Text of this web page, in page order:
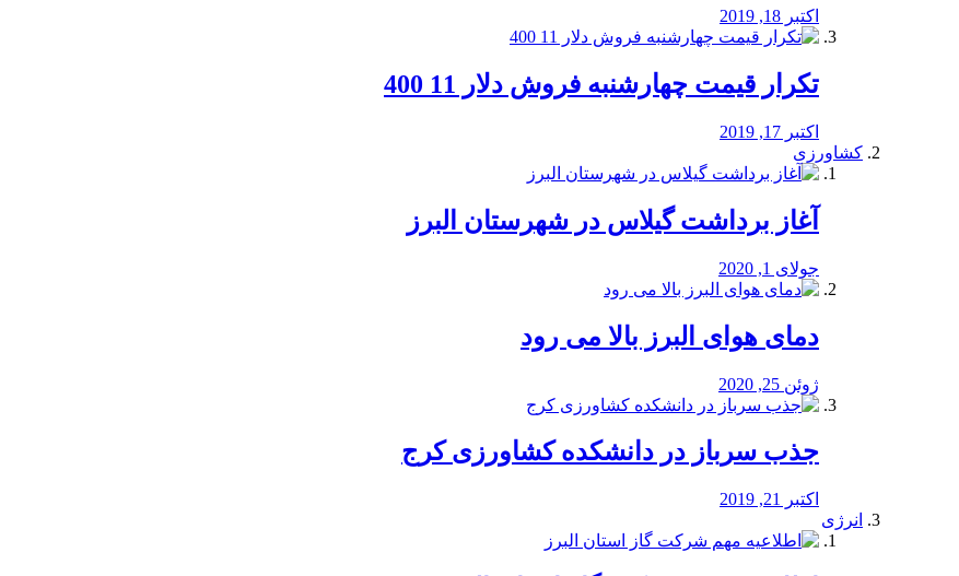
اکتبر 18, 2019
تکرار قیمت چهارشنبه فروش دلار 11 400
اکتبر 17, 2019
کشاورزی
آغاز برداشت گیلاس در شهرستان البرز
جولای 1, 2020
دمای هوای البرز بالا می رود
ژوئن 25, 2020
جذب سرباز در دانشکده کشاورزی کرج
اکتبر 21, 2019
انرژی